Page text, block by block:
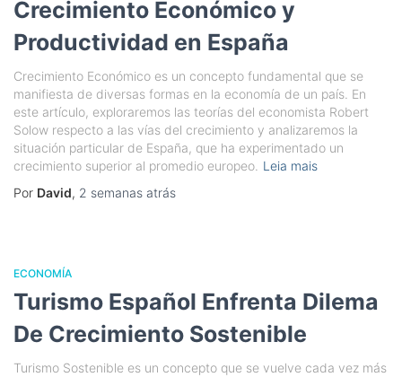
Crecimiento Económico y
Productividad en España
Crecimiento Económico es un concepto fundamental que se
manifiesta de diversas formas en la economía de un país. En
este artículo, exploraremos las teorías del economista Robert
Solow respecto a las vías del crecimiento y analizaremos la
situación particular de España, que ha experimentado un
crecimiento superior al promedio europeo. Leia mais
Por David, 2 semanas atrás
ECONOMÍA
Turismo Español Enfrenta Dilema
De Crecimiento Sostenible
Turismo Sostenible es un concepto que se vuelve cada vez más